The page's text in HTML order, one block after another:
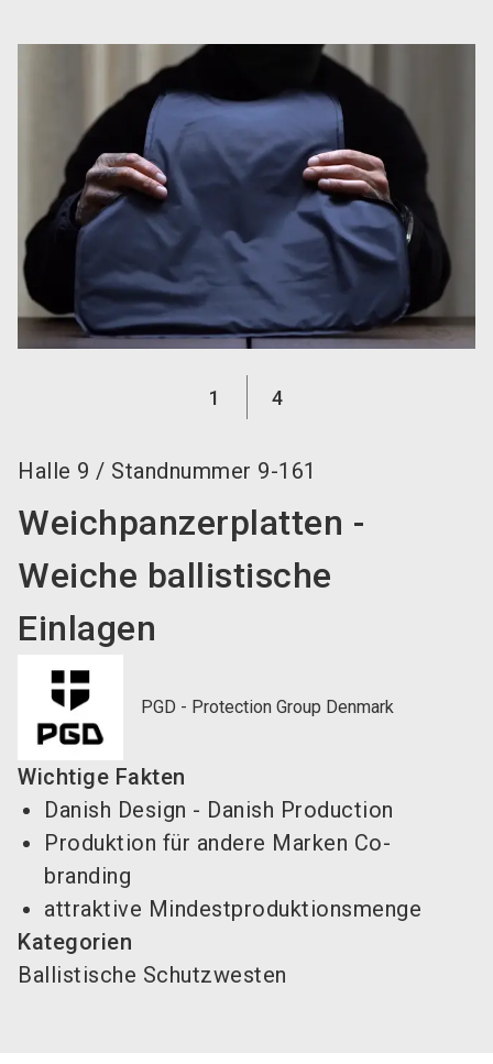
search
1 4
Halle 9 / Standnummer 9-161
Weichpanzerplatten -
Weiche ballistische
Einlagen
PGD - Protection Group Denmark
Wichtige Fakten
Danish Design - Danish Production
Produktion für andere Marken Co-
branding
attraktive Mindestproduktionsmenge
Kategorien
Ballistische Schutzwesten